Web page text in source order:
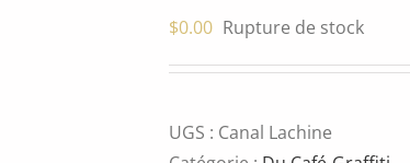
$0.00 Rupture de stock
UGS : Canal Lachine